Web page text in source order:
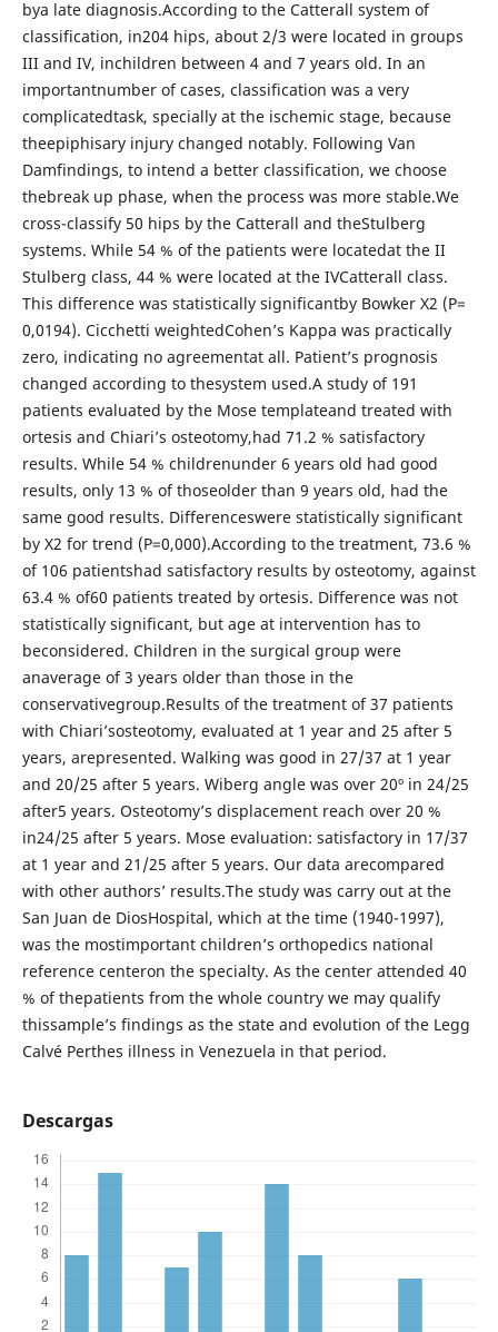
bya late diagnosis.According to the Catterall system of
classification, in204 hips, about 2/3 were located in groups
III and IV, inchildren between 4 and 7 years old. In an
importantnumber of cases, classification was a very
complicatedtask, specially at the ischemic stage, because
theepiphisary injury changed notably. Following Van
Damfindings, to intend a better classification, we choose
thebreak up phase, when the process was more stable.We
cross-classify 50 hips by the Catterall and theStulberg
systems. While 54 % of the patients were locatedat the II
Stulberg class, 44 % were located at the IVCatterall class.
This difference was statistically significantby Bowker X2 (P=
0,0194). Cicchetti weightedCohen’s Kappa was practically
zero, indicating no agreementat all. Patient’s prognosis
changed according to thesystem used.A study of 191
patients evaluated by the Mose templateand treated with
ortesis and Chiari’s osteotomy,had 71.2 % satisfactory
results. While 54 % childrenunder 6 years old had good
results, only 13 % of thoseolder than 9 years old, had the
same good results. Differenceswere statistically significant
by X2 for trend (P=0,000).According to the treatment, 73.6 %
of 106 patientshad satisfactory results by osteotomy, against
63.4 % of60 patients treated by ortesis. Difference was not
statistically significant, but age at intervention has to
beconsidered. Children in the surgical group were
anaverage of 3 years older than those in the
conservativegroup.Results of the treatment of 37 patients
with Chiari’sosteotomy, evaluated at 1 year and 25 after 5
years, arepresented. Walking was good in 27/37 at 1 year
and 20/25 after 5 years. Wiberg angle was over 20º in 24/25
after5 years. Osteotomy’s displacement reach over 20 %
in24/25 after 5 years. Mose evaluation: satisfactory in 17/37
at 1 year and 21/25 after 5 years. Our data arecompared
with other authors’ results.The study was carry out at the
San Juan de DiosHospital, which at the time (1940-1997),
was the mostimportant children’s orthopedics national
reference centeron the specialty. As the center attended 40
% of thepatients from the whole country we may qualify
thissample’s findings as the state and evolution of the Legg
Calvé Perthes illness in Venezuela in that period.
Descargas